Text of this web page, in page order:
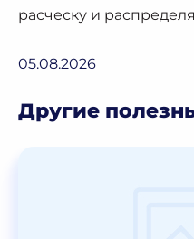
расческу и
05.08.2026
Другие